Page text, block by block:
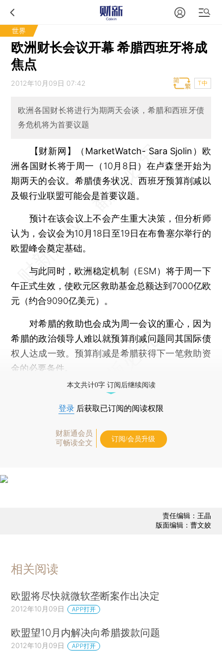
世界
欧洲财长会议开幕 希腊西班牙将成
焦点
2012年10月09日 07:42 T中
欧洲各国财长将进行为期两天会谈，希腊和西班牙债
务危机将为首要议题
【财新网】（MarketWatch- Sara Sjolin） 欧
洲各国财长将于周一（10月8日）在卢森堡开始为
期两天的会议。希腊债务状况、西班牙预算削减以
及银行业联盟可能会是首要议题。
预计在该会议上不会产生重大决策，但分析师
认为，会议会为10月18日至19日在布鲁塞尔举行的
欧盟峰会奠定基础。
与此同时，欧洲稳定机制（ESM）将于周一下
午正式生效，使欧元区救助基金总额达到7000亿欧
元（约合9090亿美元）。
对希腊的救助也会成为周一会议的重心，因为
希腊的政治领导人难以就预算削减问题同其国际债
权人达成一致。预算削减是希腊获得下一笔救助资
金的必要条件。
本文共计0字 订阅后继续阅读
登录 后获取已订阅的阅读权限
财新通会员
可畅读全文
订阅/会员升级
责任编辑：王晶
版面编辑：曹文姣
相关阅读
欧盟将尽快就微软垄断案作出决定
2012年10月09日 APP打开
欧盟望10月内解决向希腊拨款问题
2012年10月09日 APP打开